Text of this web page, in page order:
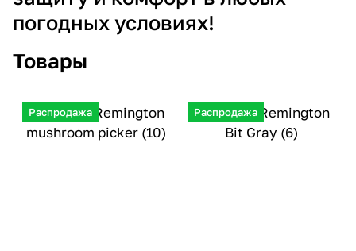
погодных условиях!
Товары
Распродажа Распродажа